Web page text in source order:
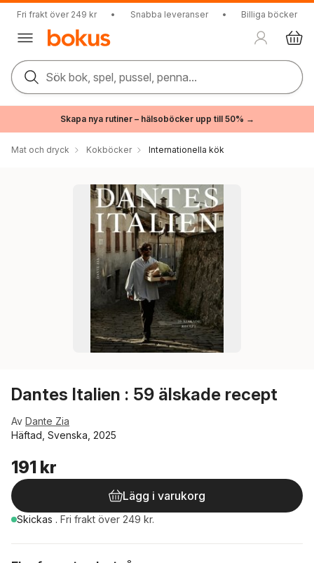
Fri frakt över 249 kr • Snabba leveranser • Billiga böcker
Sök bok, spel, pussel, penna...
Skapa nya rutiner – hälsoböcker upp till 50% →
Mat och dryck Kokböcker Internationella kök
Dantes Italien : 59 älskade recept
Av Dante Zia
Häftad, Svenska, 2025
191 kr
Lägg i varukorg
Skickas . Fri frakt över 249 kr.